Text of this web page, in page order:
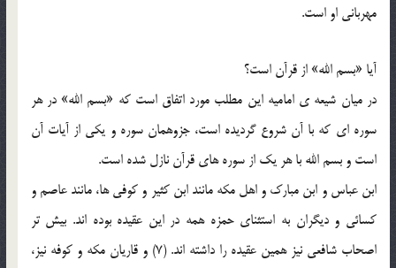
مهرباني او است.
آيا «بسم الله» از قرآن است؟
در ميان شيعه ي اماميه اين مطلب مورد اتفاق است که «بسم الله» در هر
سوره اي که با آن شروع گرديده است، جزوهمان سوره و يکي از آيات آن
است و بسم الله با هر يک از سوره هاي قرآن نازل شده است.
ابن عباس و ابن مبارک و اهل مکه مانند ابن کثير و کوفي ها، مانند عاصم و
کسائي و ديگران به استثناي حمزه همه در اين عقيده بوده اند. بيش تر
اصحاب شافعي نيز همين عقيده را داشته اند. (7) و قاريان مکه و کوفه نيز،